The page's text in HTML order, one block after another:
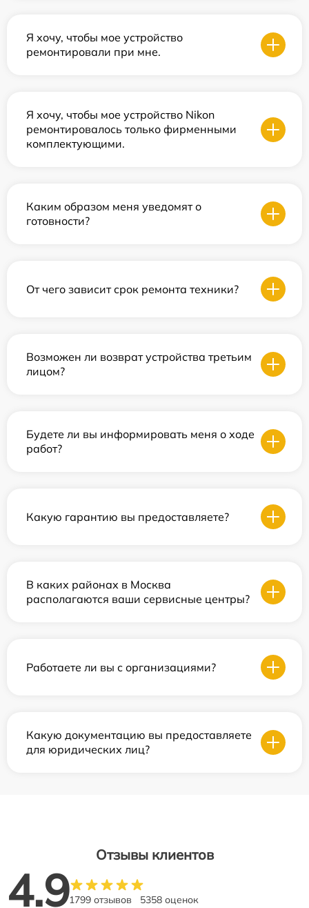
Я хочу, чтобы мое устройство
ремонтировали при мне.
Я хочу, чтобы мое устройство Nikon
ремонтировалось только фирменными
комплектующими.
Каким образом меня уведомят о
готовности?
От чего зависит срок ремонта техники?
Возможен ли возврат устройства третьим
лицом?
Будете ли вы информировать меня о ходе
работ?
Какую гарантию вы предоставляете?
В каких районах в Москва
располагаются ваши сервисные центры?
Работаете ли вы с организациями?
Какую документацию вы предоставляете
для юридических лиц?
Отзывы клиентов
4.91799 отзывов 5358 оценок